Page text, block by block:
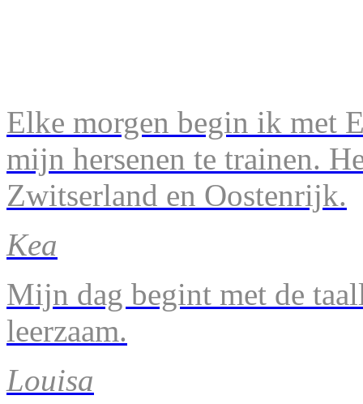
Elke morgen begin ik met
mijn hersenen te trainen.
Zwitserland en Oostenrijk.
Kea
Mijn dag begint met de
leerzaam.
Louisa